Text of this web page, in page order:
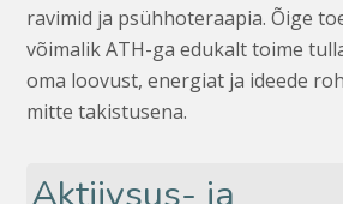
ravimid ja psühhoteraapia. Õige
võimalik ATH-ga edukalt toime
oma loovust, energiat ja ideede
mitte takistusena.